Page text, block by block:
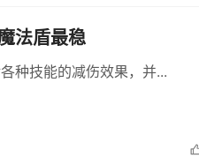
法盾最稳
种技能的减伤效果，并...